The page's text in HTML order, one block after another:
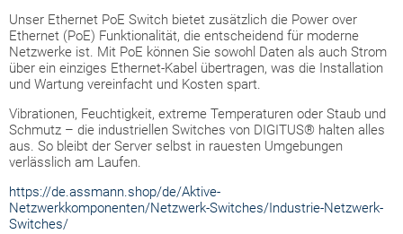
Unser Ethernet PoE Switch bietet zusätzlich die Power over
Ethernet (PoE) Funktionalität, die entscheidend für moderne
Netzwerke ist. Mit PoE können Sie sowohl Daten als auch Strom
über ein einziges Ethernet-Kabel übertragen, was die Installation
und Wartung vereinfacht und Kosten spart.
Vibrationen, Feuchtigkeit, extreme Temperaturen oder Staub und
Schmutz – die industriellen Switches von DIGITUS® halten alles
aus. So bleibt der Server selbst in rauesten Umgebungen
verlässlich am Laufen.
https://de.assmann.shop/de/Aktive-
Netzwerkkomponenten/Netzwerk-Switches/Industrie-Netzwerk-
Switches/